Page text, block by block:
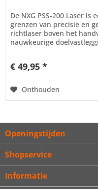
De NXG PSS-200 Laser
grenzen van precisie en
richtlaser boven het
nauwkeurige
€ 49,95 *
Onthouden
Openingstijden
Shopservice
Informatie